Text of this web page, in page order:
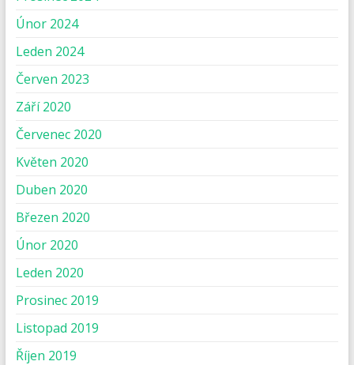
Únor 2024
Leden 2024
Červen 2023
Září 2020
Červenec 2020
Květen 2020
Duben 2020
Březen 2020
Únor 2020
Leden 2020
Prosinec 2019
Listopad 2019
Říjen 2019